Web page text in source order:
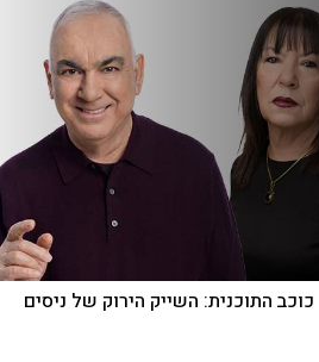
כוכב התוכנית: השייק הירוק של ניסים